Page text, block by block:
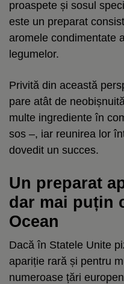
proaspete și sosul
este un preparat
aromele condimentate
legumelor.
Privită din această
pare atât de
multe ingrediente în
sos –, iar reunirea lor
dovedit un succes.
Un preparat
dar mai puțin
Ocean
Dacă în Statele Unite
apariție rară și pentru
numeroase țări